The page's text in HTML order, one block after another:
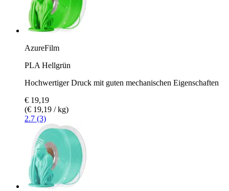
AzureFilm
PLA Hellgrün
Hochwertiger Druck mit guten mechanischen Eigenschaften
€ 19,19
(€ 19,19 / kg)
2.7 (3)